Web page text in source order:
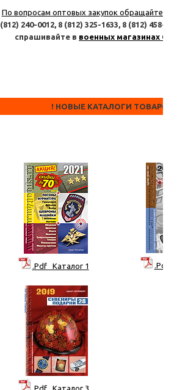
По вопросам оптовых закупок обращайтесь
(812) 240-0012, 8 (812) 325-1633, 8 (812) 458-8347
спрашивайте в военных магазинах СПб
! НОВЫЕ КАТАЛОГИ ТОВАРОВ !
.Pdf Каталог 1 .Pdf
.Pdf Каталог 3